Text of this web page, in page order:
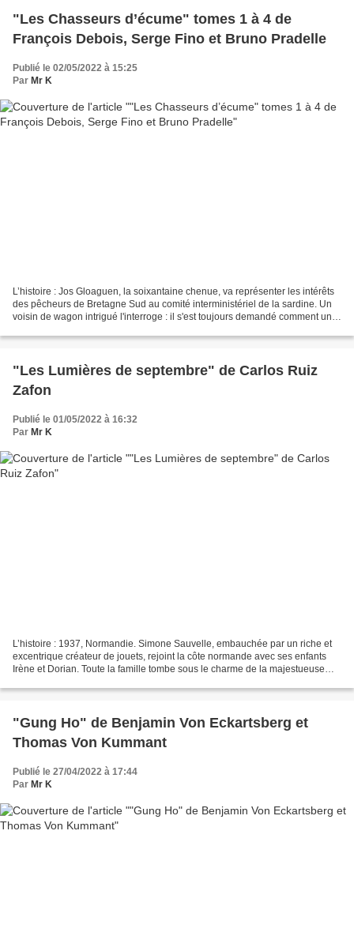
"Les Chasseurs d’écume" tomes 1 à 4 de
François Debois, Serge Fino et Bruno Pradelle
Publié le 02/05/2022 à 15:25
Par Mr K
L’histoire : Jos Gloaguen, la soixantaine chenue, va représenter les intérêts
des pêcheurs de Bretagne Sud au comité interministériel de la sardine. Un
voisin de wagon intrigué l'interroge : il s'est toujours demandé comment un si
"Les Lumières de septembre" de Carlos Ruiz
Zafon
Publié le 01/05/2022 à 16:32
Par Mr K
L’histoire : 1937, Normandie. Simone Sauvelle, embauchée par un riche et
excentrique créateur de jouets, rejoint la côte normande avec ses enfants
Irène et Dorian. Toute la famille tombe sous le charme de la majestueuse
"Gung Ho" de Benjamin Von Eckartsberg et
Thomas Von Kummant
Publié le 27/04/2022 à 17:44
Par Mr K